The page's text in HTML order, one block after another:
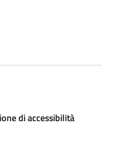
di accessibilità